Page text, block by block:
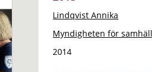
Lindqvist Annika
Myndigheten för
2014